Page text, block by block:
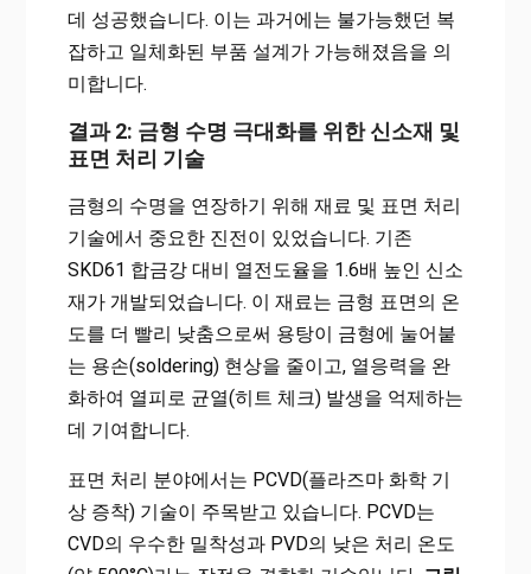
데 성공했습니다. 이는 과거에는 불가능했던 복
잡하고 일체화된 부품 설계가 가능해졌음을 의
미합니다.
결과 2: 금형 수명 극대화를 위한 신소재 및
표면 처리 기술
금형의 수명을 연장하기 위해 재료 및 표면 처리
기술에서 중요한 진전이 있었습니다. 기존
SKD61 합금강 대비 열전도율을 1.6배 높인 신소
재가 개발되었습니다. 이 재료는 금형 표면의 온
도를 더 빨리 낮춤으로써 용탕이 금형에 눌어붙
는 용손(soldering) 현상을 줄이고, 열응력을 완
화하여 열피로 균열(히트 체크) 발생을 억제하는
데 기여합니다.
표면 처리 분야에서는 PCVD(플라즈마 화학 기
상 증착) 기술이 주목받고 있습니다. PCVD는
CVD의 우수한 밀착성과 PVD의 낮은 처리 온도